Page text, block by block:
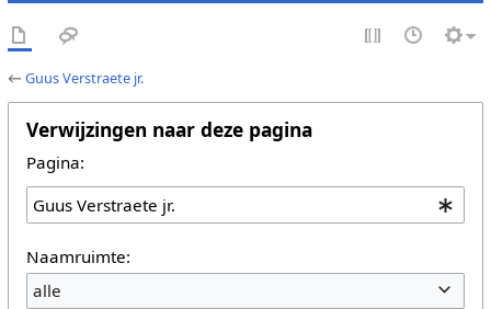
←Guus Verstraete jr.
Verwijzingen naar deze pagina
Pagina:
Naamruimte:
alle